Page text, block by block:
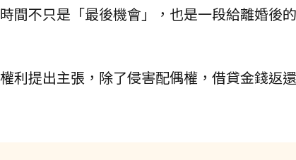
間不只是「最後機會」，也是一段給離婚後
利提出主張，除了侵害配偶權，借貸金錢返